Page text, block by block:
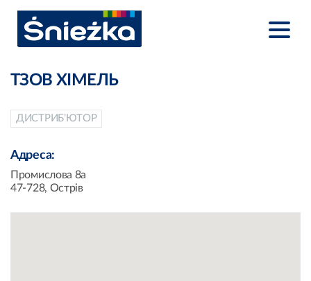
ТЗОВ ХІМЕЛЬ
ДИСТРИБ’ЮТОР
Адреса:
Промислова 8а
47-728, Острів